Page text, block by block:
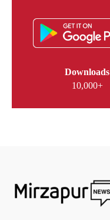
Downloads
10,000+